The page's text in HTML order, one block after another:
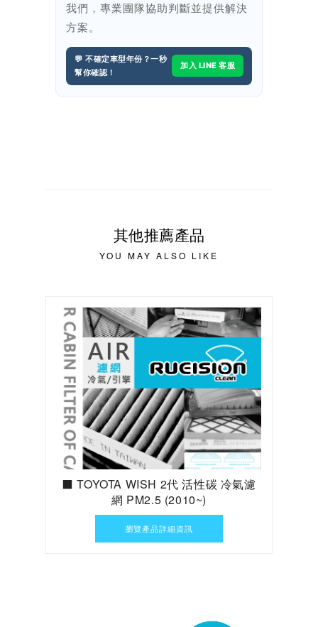
我們，專業團隊協助判斷並提供解決
方案。
💬 不確定車型年份？一秒
幫你確認！
加入 LINE 客服
其他推薦產品
YOU MAY ALSO LIKE
⬛ TOYOTA WISH 2代 活性碳 冷氣濾
網 PM2.5 (2010~)
瀏覽產品詳細資訊